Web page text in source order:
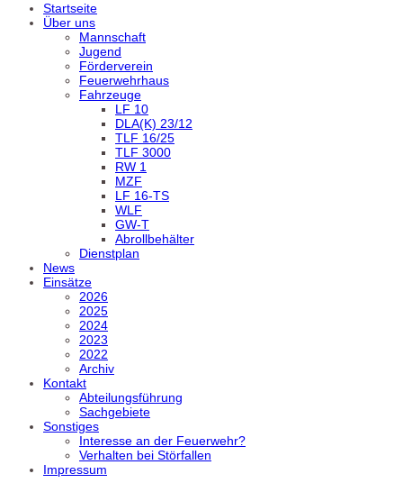
Startseite
Über uns
Mannschaft
Jugend
Förderverein
Feuerwehrhaus
Fahrzeuge
LF 10
DLA(K) 23/12
TLF 16/25
TLF 3000
RW 1
MZF
LF 16-TS
WLF
GW-T
Abrollbehälter
Dienstplan
News
Einsätze
2026
2025
2024
2023
2022
Archiv
Kontakt
Abteilungsführung
Sachgebiete
Sonstiges
Interesse an der Feuerwehr?
Verhalten bei Störfallen
Impressum